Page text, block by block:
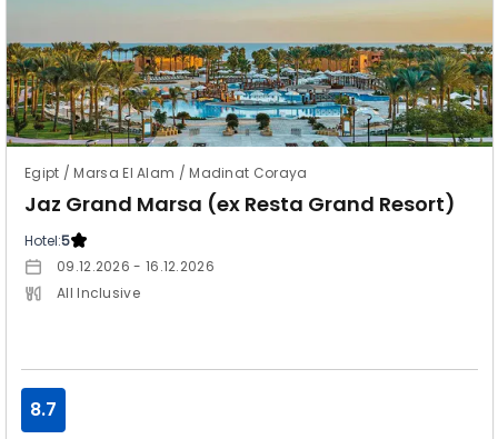
Egipt / Marsa El Alam / Madinat Coraya
Jaz Grand Marsa (ex Resta Grand Resort)
Hotel:5
09.12.2026 - 16.12.2026
All Inclusive
8.7